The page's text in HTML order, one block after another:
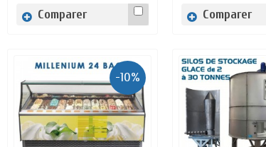
Comparer Comparer
-10%